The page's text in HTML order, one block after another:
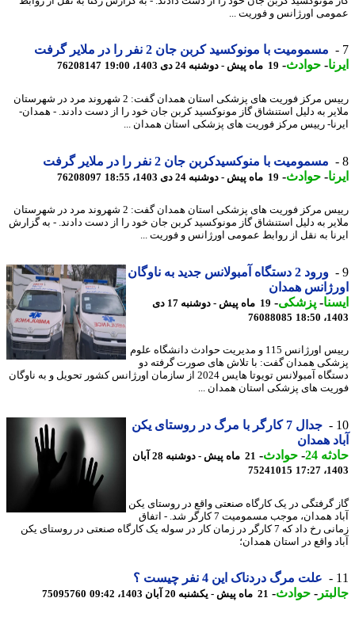
اورژانس و فوریت ...
مسمومیت با مونوکسید کربن جان 2 نفر را در ملایر گرفت
-حوادث -19 ماه پیش - دوشنبه 24 دی 1403، 19:00 76208147
رییس مرکز فوریت های پزشکی استان همدان گفت: 2 شهروند مرد در شهرستان
به دلیل استنشاق گاز مونوکسید کربن جان خود را از دست دادند. - همدان-
رییس مرکز فوریت های پزشکی استان همدان ...
مسمومیت با منوکسیدکربن جان 2 نفر را در ملایر گرفت
-حوادث -19 ماه پیش - دوشنبه 24 دی 1403، 18:55 76208097
رییس مرکز فوریت های پزشکی استان همدان گفت: 2 شهروند مرد در شهرستان
به دلیل استنشاق گاز مونوکسید کربن جان خود را از دست دادند. - به گزارش
به نقل از روابط عمومی اورژانس و فوریت ...
ورود 2 دستگاه آمبولانس جدید به ناوگان
همدان
-پزشکی-
19 ماه پیش - دوشنبه 17 دی
76088085
رییس اورژانس 115 و مدیریت حوادث دانشگاه علوم
همدان گفت: با تلاش های صورت گرفته دو
دستگاه آمبولانس تویوتا هایس 2024 از سازمان اورژانس کشور تحویل و به ناوگان
های پزشکی استان همدان ...
جدال 7 کارگر با مرگ در روستای یکن
همدان
24
-حوادث -
21 ماه پیش - دوشنبه 28 آبان
75241015
گرفتگی در یک کارگاه صنعتی واقع در روستای یکن
آباد همدان، موجب مسمومیت 7 کارگر شد. - اتفاق
زمانی رخ داد که 7 کارگر در زمان کار در سوله یک کارگاه صنعتی در روستای یکن
واقع در استان همدان؛
علت مرگ دردناک این 4 نفر چیست ؟
-حوادث -21 ماه پیش - یکشنبه 20 آبان 1403، 09:42 75095760